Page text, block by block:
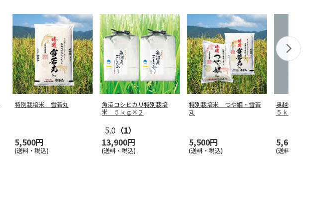
特別栽培米 雪若丸
5,500円
(送料・税込)
魚沼コシヒカリ特別栽培
米 ５ｋｇ×２
5.0 （1）
13,900円
(送料・税込)
特別栽培米 つや姫・雪若
丸
5,500円
(送料・税込)
奥越後岩船
５ｋｇ
5,600円
(送料・税込)